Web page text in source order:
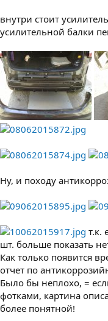
внутри стоит
усилительной балки
Ну, и походу
т.к.
шт. больше показать
Как только появится
отчет по
Было бы неплохо, =
фотками, картина
более понятной!